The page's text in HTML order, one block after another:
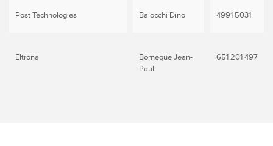
Post Technologies Baiocchi Dino 4991 5031
Eltrona
Borneque Jean-
Paul
651 201 497